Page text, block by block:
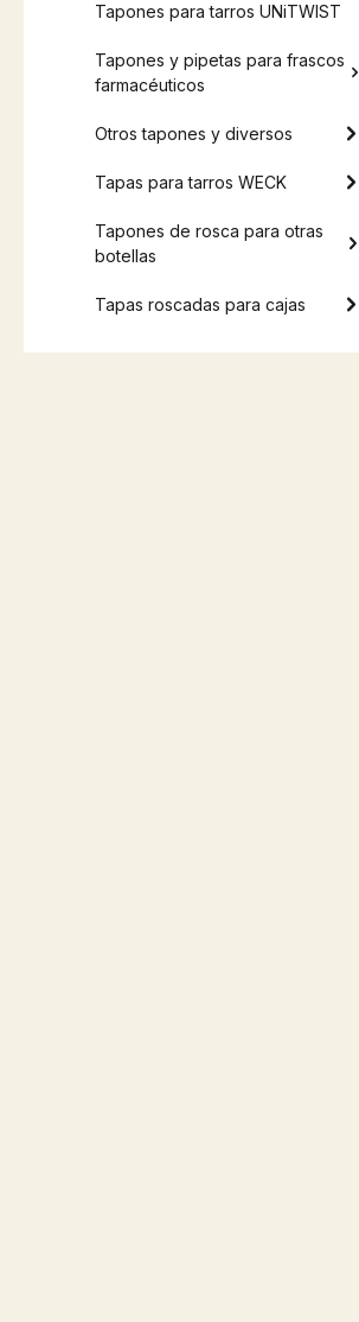
Tapones para tarros UNiTWIST
Tapones y pipetas para frascos
farmacéuticos
Otros tapones y diversos
Tapas para tarros WECK
Tapones de rosca para otras
botellas
Tapas roscadas para cajas